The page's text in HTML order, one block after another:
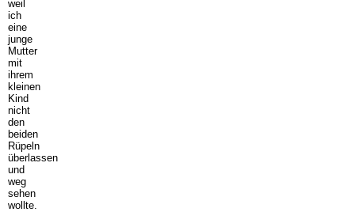
weil
ich
eine
junge
Mutter
mit
ihrem
kleinen
Kind
nicht
den
beiden
Rüpeln
überlassen
und
weg
sehen
wollte.